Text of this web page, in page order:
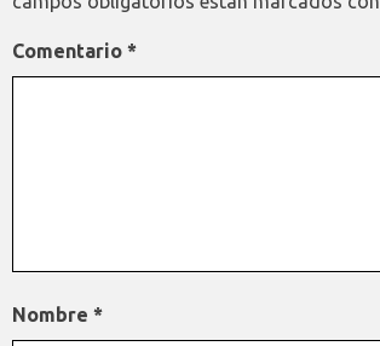
Comentario *
Nombre *